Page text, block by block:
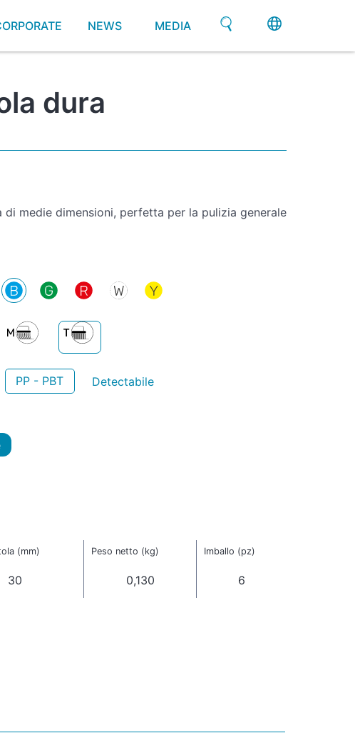
NEWS MEDIA
dura
di medie dimensioni, perfetta per la pulizia generale
PP - PBT Detectabile
(mm) Peso netto (kg) Imballo (pz)
30 0,130 6